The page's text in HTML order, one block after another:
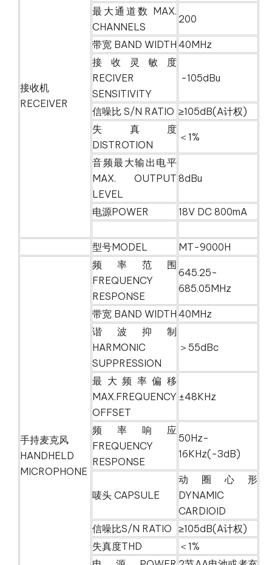
接收机
RECEIVER
最大通道数 MAX.
CHANNELS
200
带宽 BAND WIDTH 40MHz
接收灵敏度
RECIVER
SENSITIVITY
-105dBu
信噪比 S/N RATIO ≥105dB(A计权)
失真度
DISTROTION
＜1%
音频最大输出电平
MAX. OUTPUT
LEVEL
8dBu
电源POWER 18V DC 800mA
型号MODEL MT-9000H
手持麦克风
HANDHELD
MICROPHONE
频率范围
FREQUENCY
RESPONSE
645.25-
685.05MHz
带宽 BAND WIDTH 40MHz
谐波抑制
HARMONIC
SUPPRESSION
＞55dBc
最大频率偏移
MAX.FREQUENCY
OFFSET
±48KHz
频率响应
FREQUENCY
RESPONSE
50Hz-
16KHz(-3dB)
唛头 CAPSULE
动圈心形
DYNAMIC
CARDIOID
信噪比S/N RATIO ≥105dB(A计权)
失真度THD
＜1%